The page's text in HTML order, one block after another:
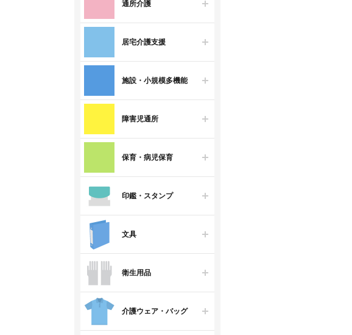
通所介護
居宅介護支援
施設・小規模多機能
障害児通所
保育・病児保育
印鑑・スタンプ
文具
衛生用品
介護ウェア・バッグ